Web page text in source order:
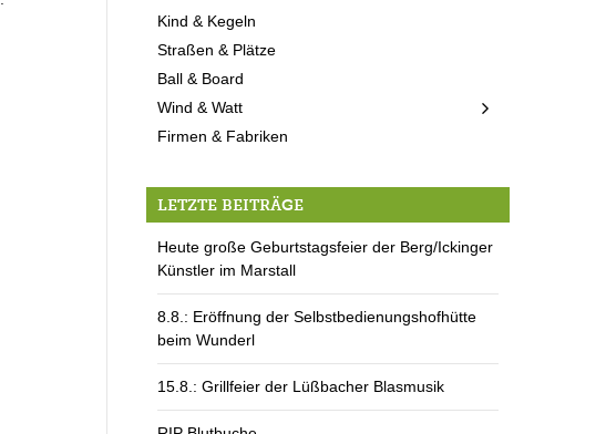
Kind & Kegeln
Straßen & Plätze
Ball & Board
Wind & Watt
Firmen & Fabriken
LETZTE BEITRÄGE
Heute große Geburtstagsfeier der Berg/Ickinger
Künstler im Marstall
8.8.: Eröffnung der Selbstbedienungshofhütte
beim Wunderl
15.8.: Grillfeier der Lüßbacher Blasmusik